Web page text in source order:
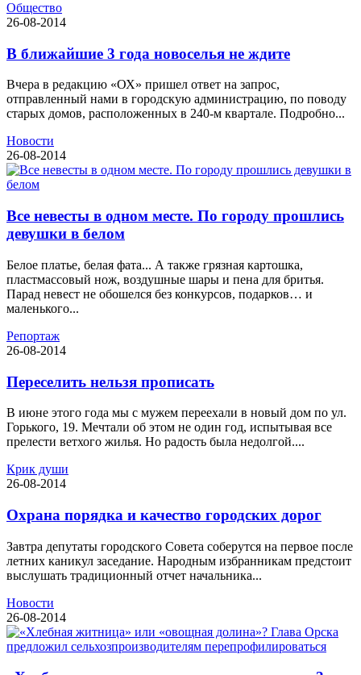
Общество
26-08-2014
В ближайшие 3 года новоселья не ждите
Вчера в редакцию «ОХ» пришел ответ на запрос,
отправленный нами в городскую администрацию, по поводу
старых домов, расположенных в 240-м квартале. Подробно...
Новости
26-08-2014
Все невесты в одном месте. По городу прошлись
девушки в белом
Белое платье, белая фата... А также грязная картошка,
пластмассовый нож, воздушные шары и пена для бритья.
Парад невест не обошелся без конкурсов, подарков… и
маленького...
Репортаж
26-08-2014
Переселить нельзя прописать
В июне этого года мы с мужем переехали в новый дом по ул.
Горького, 19. Мечтали об этом не один год, испытывая все
прелести ветхого жилья. Но радость была недолгой....
Крик души
26-08-2014
Охрана порядка и качество городских дорог
Завтра депутаты городского Совета соберутся на первое после
летних каникул заседание. Народным избранникам предстоит
выслушать традиционный отчет начальника...
Новости
26-08-2014